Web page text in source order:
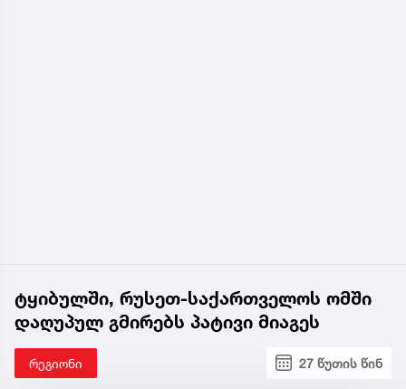
ტყიბულში, რუსეთ-საქართველოს ომში
დაღუპულ გმირებს პატივი მიაგეს
რეგიონი 27 წუთის წინ